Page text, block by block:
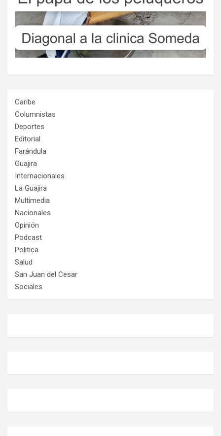
Caribe
Columnistas
Deportes
Editorial
Farándula
Guajira
Internacionales
La Guajira
Multimedia
Nacionales
Opinión
Podcast
Politica
Salud
San Juan del Cesar
Sociales